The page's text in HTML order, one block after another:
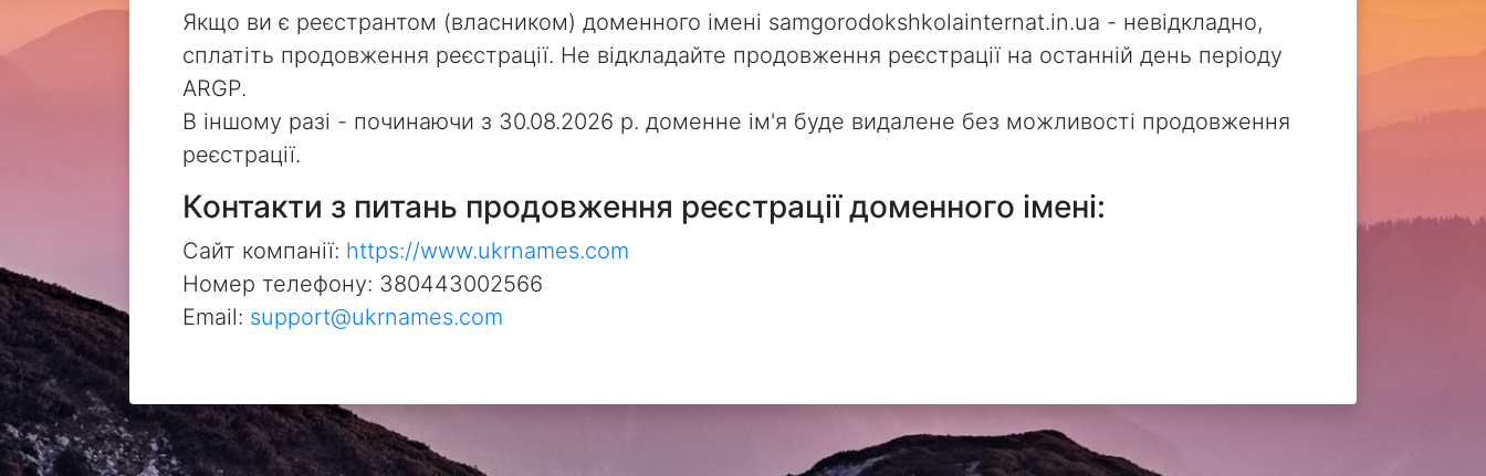
Якщо ви є реєстрантом (власником) доменного імені samgorodokshkolainternat.in.ua - невідкладно,
сплатіть продовження реєстрації. Не відкладайте продовження реєстрації на останній день періоду
ARGP.
В іншому разі - починаючи з 30.08.2026 р. доменне ім'я буде видалене без можливості продовження
реєстрації.
Контакти з питань продовження реєстрації доменного імені:
Сайт компанії: https://www.ukrnames.com
Номер телефону: 380443002566
Email: support@ukrnames.com